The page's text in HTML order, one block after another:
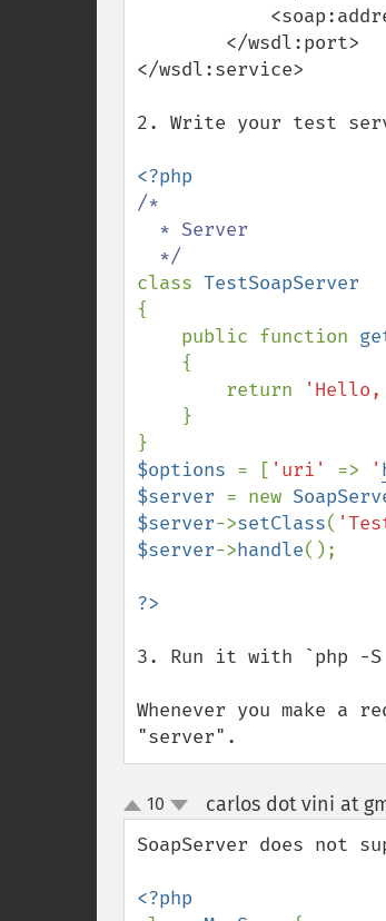
</wsdl:service>
2. Write your test
/*
class
{
    public function
        return
'Hello,
$options = [ 'uri' => '
$server = new
$server->setClass(
$server->handle();
3. Run it with `php -
Whenever you make
"server".
up
down
10 carlos dot vini at
SoapServer does not